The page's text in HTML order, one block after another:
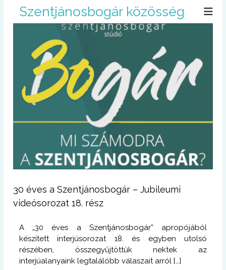
Szentjánosbogár közösség
30 éves a Szentjánosbogár – Jubileumi
videósorozat 18. rész
A „30 éves a Szentjánosbogár” apropójából
készített interjúsorozat 18. és egyben utolsó
részében, összegyűjtöttük nektek az
interjúalanyaink legtalálóbb válaszait arról […]